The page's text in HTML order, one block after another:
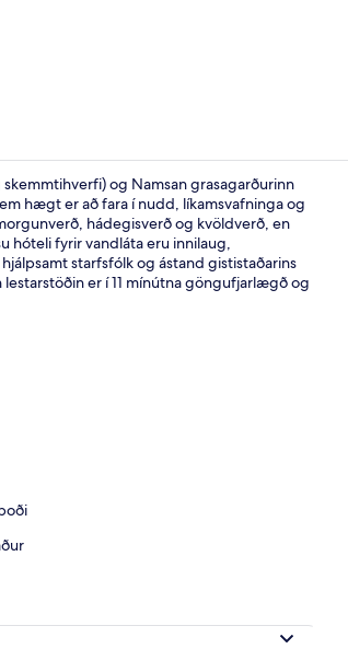
Grand -
og Namsan grasagarðurinn
hægt er að fara í nudd, líkamsvafninga og
hádegisverð og kvöldverð, en
hóteli fyrir vandláta eru innilaug,
starfsfólk og ástand gististaðarins
er í 11 mínútna göngufjarlægð og